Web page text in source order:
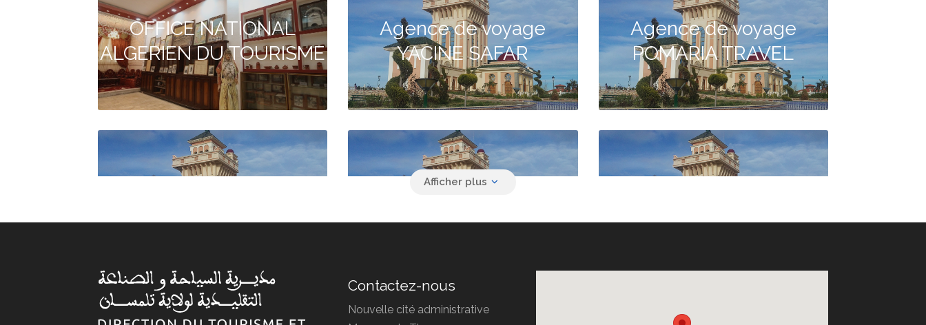
OFFICE NATIONAL
ALGERIEN DU TOURISME
Agence de voyage
YACINE SAFAR
Agence de voyage
POMARIA TRAVEL
Agence de voyage
Contactez-nous
Nouvelle cité administrative